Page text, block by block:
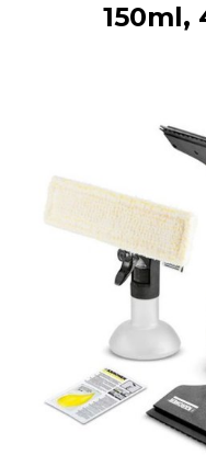
150ml,